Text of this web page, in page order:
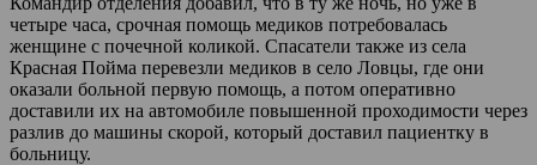
четыре часа, срочная помощь медиков потребовалась
женщине с почечной коликой. Спасатели также из села
Красная Пойма перевезли медиков в село Ловцы, где они
оказали больной первую помощь, а потом оперативно
доставили их на автомобиле повышенной проходимости через
разлив до машины скорой, который доставил пациентку в
больницу.